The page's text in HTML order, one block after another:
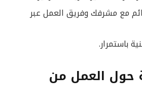
مع مشرفك وفريق العمل عبر
باستمرار.
حول العمل من